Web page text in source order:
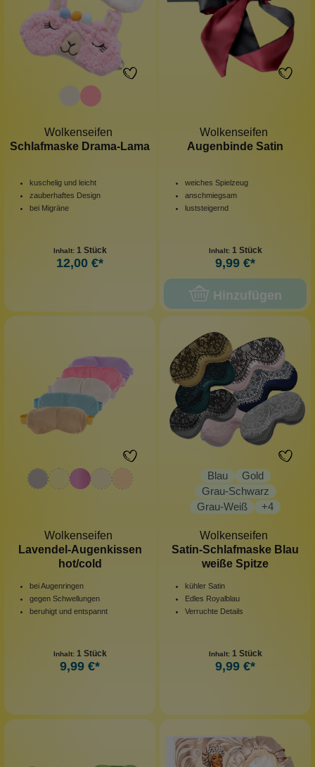
Wolkenseifen
Schlafmaske Drama-Lama
kuschelig und leicht
zauberhaftes Design
bei Migräne
Inhalt: 1 Stück
12,00 €*
Wolkenseifen
Augenbinde Satin
weiches Spielzeug
anschmiegsam
luststeigernd
Inhalt: 1 Stück
9,99 €*
Hinzufügen
Wolkenseifen
Lavendel-Augenkissen
hot/cold
bei Augenringen
gegen Schwellungen
beruhigt und entspannt
Inhalt: 1 Stück
9,99 €*
Blau
Gold
Grau-Schwarz
Grau-Weiß
+4
Wolkenseifen
Satin-Schlafmaske Blau
weiße Spitze
kühler Satin
Edles Royalblau
Verruchte Details
Inhalt: 1 Stück
9,99 €*